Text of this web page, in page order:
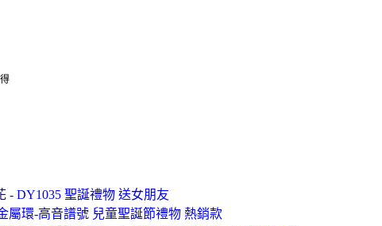
- DY1035 聖誕禮物 送女朋友
屬環-高音譜號 兒童聖誕節禮物 熱銷款